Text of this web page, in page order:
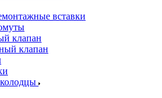
вставки
клапан
клапан